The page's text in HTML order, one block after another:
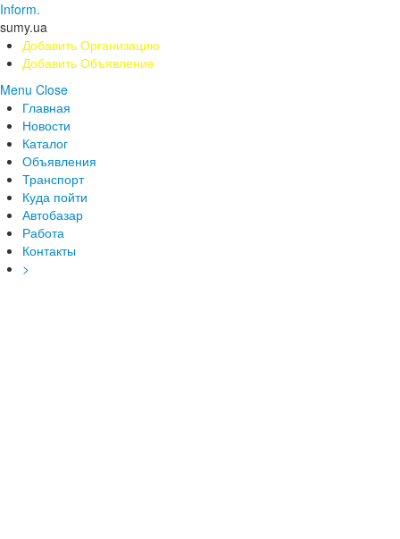
Inform.
sumy.ua
Добавить Организацию
Добавить Объявление
Menu Close
Главная
Новости
Каталог
Объявления
Транспорт
Куда пойти
Автобазар
Работа
Контакты
>